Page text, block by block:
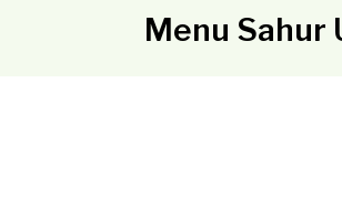
Menu Sahur